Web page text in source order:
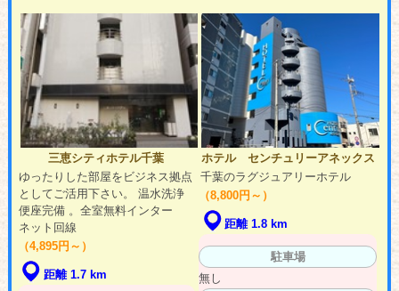
三恵シティホテル千葉
ゆったりした部屋をビジネス拠点
としてご活用下さい。 温水洗浄
便座完備 。全室無料インター
ネット回線
（4,895円～）
距離 1.7 km
ホテル センチュリーアネックス
千葉のラグジュアリーホテル
（8,800円～）
距離 1.8 km
駐車場
無し